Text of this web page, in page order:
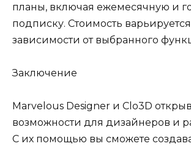
планы, включая ежемесячную и
подписку. Стоимость
зависимости от выбранного
Заключение
Marvelous Designer и Clo3D
возможности для дизайнеров и
С их помощью вы сможете